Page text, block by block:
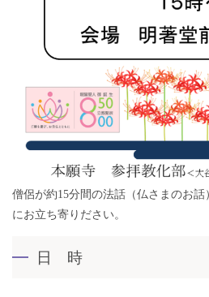
僧侶が約15分間の法話（仏さまのお
にお立ち寄りださい。
日 時